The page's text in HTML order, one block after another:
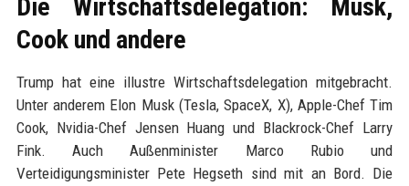
Die Wirtschaftsdelegation: Musk,
Cook und andere
Trump hat eine illustre Wirtschaftsdelegation mitgebracht.
Unter anderem Elon Musk (Tesla, SpaceX, X), Apple-Chef Tim
Cook, Nvidia-Chef Jensen Huang und Blackrock-Chef Larry
Fink. Auch Außenminister Marco Rubio und
Verteidigungsminister Pete Hegseth sind mit an Bord. Die